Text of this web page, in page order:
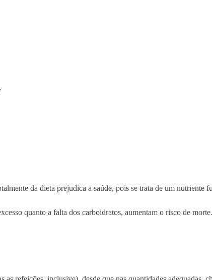
da dieta prejudica a saúde, pois se trata de um nutriente
quanto a falta dos carboidratos, aumentam o risco de